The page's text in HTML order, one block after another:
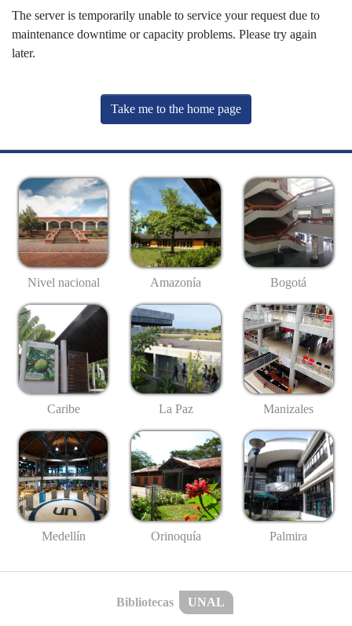
The server is temporarily unable to service your request due to
maintenance downtime or capacity problems. Please try again
later.
Take me to the home page
Nivel nacional Amazonía Bogotá
Caribe La Paz Manizales
Medellín Orinoquía Palmira
Bibliotecas UNAL